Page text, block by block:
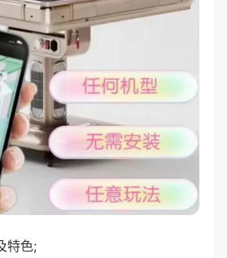
特色;